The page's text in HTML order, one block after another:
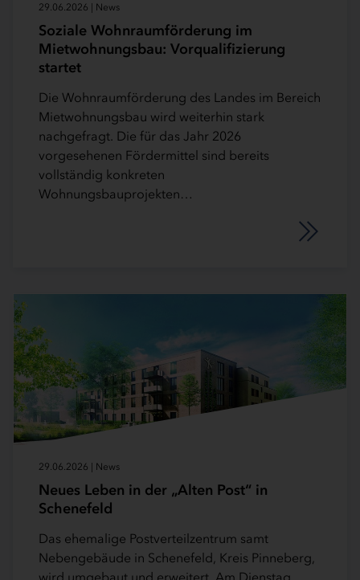
29.06.2026 | News
Soziale Wohnraumförderung im
Mietwohnungsbau: Vorqualifizierung
startet
Die Wohnraumförderung des Landes im Bereich
Mietwohnungsbau wird weiterhin stark
nachgefragt. Die für das Jahr 2026
vorgesehenen Fördermittel sind bereits
vollständig konkreten
Wohnungsbauprojekten…
29.06.2026 | News
Neues Leben in der „Alten Post“ in
Schenefeld
Das ehemalige Postverteilzentrum samt
Nebengebäude in Schenefeld, Kreis Pinneberg,